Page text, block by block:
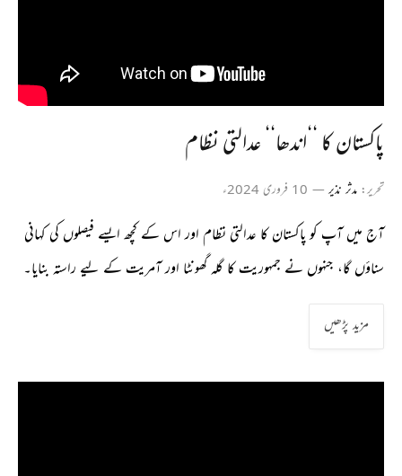
پاکستان کا ‘‘اندھا‘‘ عدالتی نظام
تحریر: مدثر نذیر 10 فروری 2024ء
آج میں آپ کو پاکستان کا عدالتی نظام اور اس کے کچھ ایسے فیصلوں کی کہانی
سناؤں گا، جنہوں نے جمہوریت کا گلہ گھونٹا اور آمریت کے لیے راستہ بنایا۔
مزید پڑھیں